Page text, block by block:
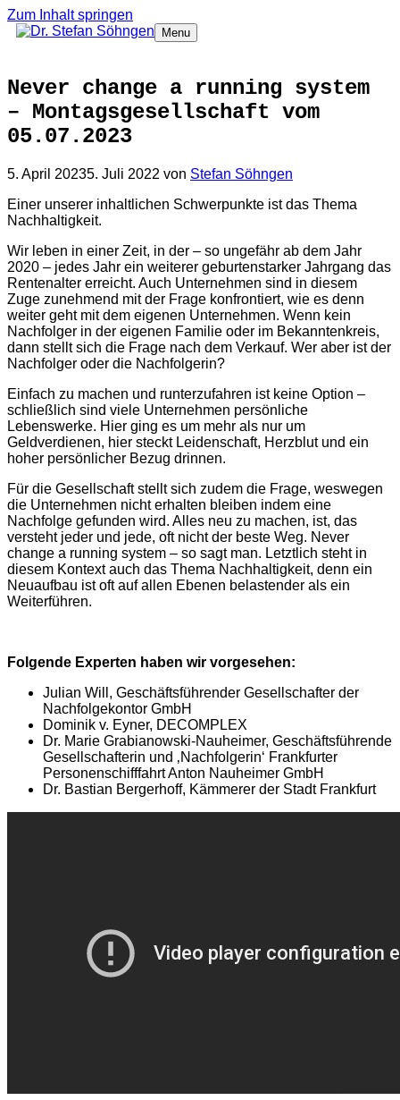
Zum Inhalt springen
Menu
Never change a running system
– Montagsgesellschaft vom
05.07.2023
5. April 20235. Juli 2022 von Stefan Söhngen
Einer unserer inhaltlichen Schwerpunkte ist das Thema
Nachhaltigkeit.
Wir leben in einer Zeit, in der – so ungefähr ab dem Jahr
2020 – jedes Jahr ein weiterer geburtenstarker Jahrgang das
Rentenalter erreicht. Auch Unternehmen sind in diesem
Zuge zunehmend mit der Frage konfrontiert, wie es denn
weiter geht mit dem eigenen Unternehmen. Wenn kein
Nachfolger in der eigenen Familie oder im Bekanntenkreis,
dann stellt sich die Frage nach dem Verkauf. Wer aber ist der
Nachfolger oder die Nachfolgerin?
Einfach zu machen und runterzufahren ist keine Option –
schließlich sind viele Unternehmen persönliche
Lebenswerke. Hier ging es um mehr als nur um
Geldverdienen, hier steckt Leidenschaft, Herzblut und ein
hoher persönlicher Bezug drinnen.
Für die Gesellschaft stellt sich zudem die Frage, weswegen
die Unternehmen nicht erhalten bleiben indem eine
Nachfolge gefunden wird. Alles neu zu machen, ist, das
versteht jeder und jede, oft nicht der beste Weg. Never
change a running system – so sagt man. Letztlich steht in
diesem Kontext auch das Thema Nachhaltigkeit, denn ein
Neuaufbau ist oft auf allen Ebenen belastender als ein
Weiterführen.
Folgende Experten haben wir vorgesehen:
Julian Will, Geschäftsführender Gesellschafter der
Nachfolgekontor GmbH
Dominik v. Eyner, DECOMPLEX
Dr. Marie Grabianowski-Nauheimer, Geschäftsführende
Gesellschafterin und ‚Nachfolgerin‘ Frankfurter
Personenschifffahrt Anton Nauheimer GmbH
Dr. Bastian Bergerhoff, Kämmerer der Stadt Frankfurt